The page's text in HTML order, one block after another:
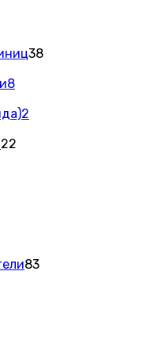
38
8
2
22
83